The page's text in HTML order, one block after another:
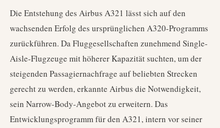
Die Entstehung des Airbus A321 lässt sich auf den
wachsenden Erfolg des ursprünglichen A320-Programms
zurückführen. Da Fluggesellschaften zunehmend Single-
Aisle-Flugzeuge mit höherer Kapazität suchten, um der
steigenden Passagiernachfrage auf beliebten Strecken
gerecht zu werden, erkannte Airbus die Notwendigkeit,
sein Narrow-Body-Angebot zu erweitern. Das
Entwicklungsprogramm für den A321, intern vor seiner